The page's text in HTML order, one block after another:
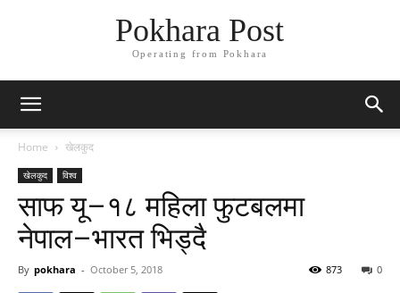
Pokhara Post
Operating from Pokhara
Home खेलकुद
खेलकुद विश्व
साफ यू–१८ महिला फुटबलमा
नेपाल–भारत भिड्दै
By pokhara - October 5, 2018 0
873